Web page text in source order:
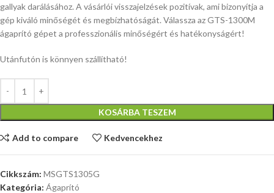
gallyak darálásához. A vásárlói visszajelzések pozitívak, ami bizonyítja a
gép kiváló minőségét és megbízhatóságát. Válassza az GTS-1300M
ágaprító gépet a professzionális minőségért és hatékonyságért!
Utánfutón is könnyen szállítható!
KOSÁRBA TESZEM
Add to compare Kedvencekhez
Cikkszám: MSGTS1305G
Kategória: Ágaprító